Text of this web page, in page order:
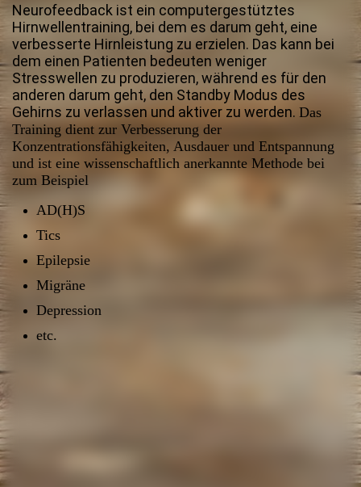
Neurofeedback ist ein computergestütztes
Hirnwellentraining, bei dem es darum geht, eine
verbesserte Hirnleistung zu erzielen. Das kann bei
dem einen Patienten bedeuten weniger
Stresswellen zu produzieren, während es für den
anderen darum geht, den Standby Modus des
Gehirns zu verlassen und aktiver zu werden. Das
Training dient zur Verbesserung der
Konzentrationsfähigkeiten, Ausdauer und Entspannung
und ist eine wissenschaftlich anerkannte Methode bei
zum Beispiel
AD(H)S
Tics
Epilepsie
Migräne
Depression
etc.